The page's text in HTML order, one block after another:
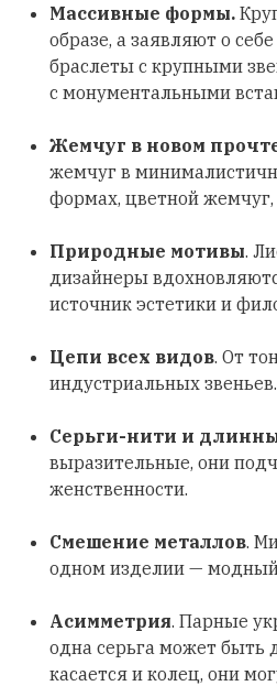
Массивные формы.
образе, а заявляют о
браслеты с крупными
с монументальными
Жемчуг в новом
жемчуг в
формах, цветной
Природные мотивы.
дизайнеры
источник эстетики и
Цепи всех видов. От
индустриальных звеньев.
Серьги-нити и
выразительные, они
женственности.
Смешение металлов.
одном изделии —
Асимметрия. Парные
одна серьга может быть
касается и колец, они